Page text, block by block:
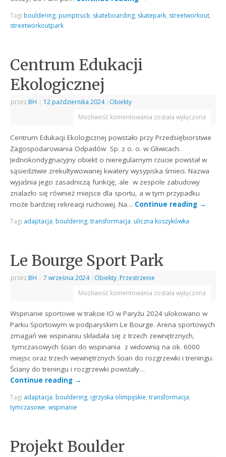
Tagi bouldering, pumptruck, skateboarding, skatepark, streetworkout,
streetworkoutpark
Centrum Edukacji
Ekologicznej
przez BH | 12 października 2024 | Obiekty
Możliwość komentowania została wyłączona
Centrum Edukacji Ekologicznej powstało przy Przedsiębiorstwie
Zagospodarowania Odpadów Sp. z o. o. w Gliwicach.
Jednokondygnacyjny obiekt o nieregularnym rzucie powstał w
sąsiedztwie zrekultywowanej kwatery wysypiska śmieci. Nazwa
wyjaśnia jego zasadniczą funkcję, ale w zespole zabudowy
znalazło się również miejsce dla sportu, a w tym przypadku
może bardziej rekreacji ruchowej. Na… Continue reading →
Tagi adaptacja, bouldering,transformacja, uliczna koszykówka
Le Bourge Sport Park
przez BH | 7 września 2024 | Obiekty, Przestrzenie
Możliwość komentowania została wyłączona
Wspinanie sportowe w trakcie IO w Paryżu 2024 ulokowano w
Parku Sportowym w podparyskim Le Bourge. Arena sportowych
zmagań we wspinaniu składała się z trzech zewnętrznych,
tymczasowych ścian do wspinania z widownią na ok. 6000
miejsc oraz trzech wewnętrznych ścian do rozgrzewki i treningu.
Ściany do treningu i rozgrzewki powstały…
Continue reading →
Tagi adaptacja, bouldering, igrzyska olimpijskie,transformacja,
tymczasowe,wspinanie
Projekt Boulder